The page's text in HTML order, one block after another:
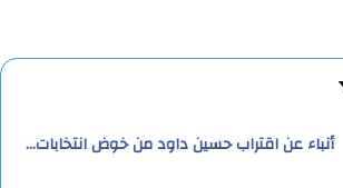
أنباء عن اقتراب حسين داود من خوض انتخابات…